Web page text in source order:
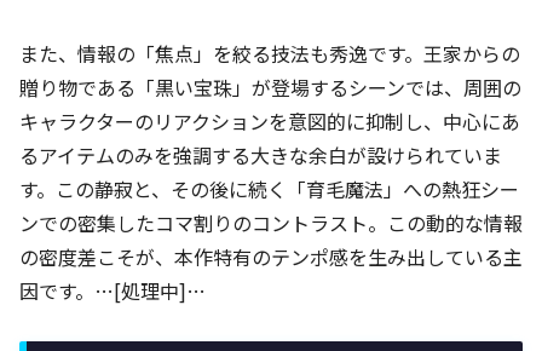
また、情報の「焦点」を絞る技法も秀逸です。王家からの
贈り物である「黒い宝珠」が登場するシーンでは、周囲の
キャラクターのリアクションを意図的に抑制し、中心にあ
るアイテムのみを強調する大きな余白が設けられていま
す。この静寂と、その後に続く「育毛魔法」への熱狂シー
ンでの密集したコマ割りのコントラスト。この動的な情報
の密度差こそが、本作特有のテンポ感を生み出している主
因です。…[処理中]…